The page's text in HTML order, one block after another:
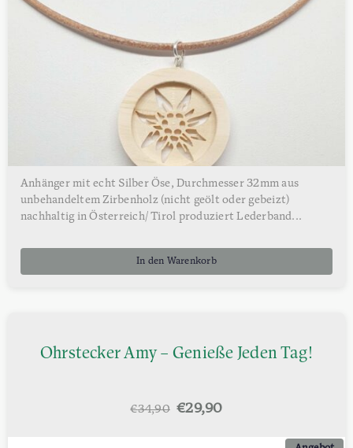
Anhänger mit echt Silber Öse, Durchmesser 32mm aus
unbehandeltem Zirbenholz (nicht geölt oder gebeizt)
nachhaltig in Österreich/ Tirol produziert Lederband...
In den Warenkorb
Ohrstecker Amy – Genieße Jeden Tag!
€34,90 Ursprünglicher
€29,90Aktueller